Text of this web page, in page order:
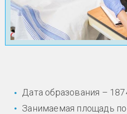
Дата образования –
Занимаемая площадь